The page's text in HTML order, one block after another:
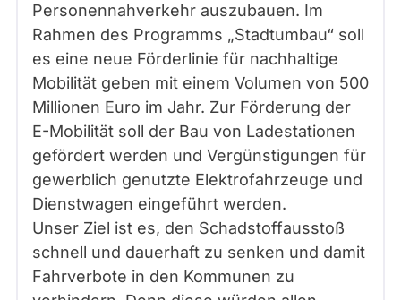
Personennahverkehr auszubauen. Im
Rahmen des Programms „Stadtumbau“ soll
es eine neue Förderlinie für nachhaltige
Mobilität geben mit einem Volumen von 500
Millionen Euro im Jahr. Zur Förderung der
E-Mobilität soll der Bau von Ladestationen
gefördert werden und Vergünstigungen für
gewerblich genutzte Elektrofahrzeuge und
Dienstwagen eingeführt werden.
Unser Ziel ist es, den Schadstoffausstoß
schnell und dauerhaft zu senken und damit
Fahrverbote in den Kommunen zu